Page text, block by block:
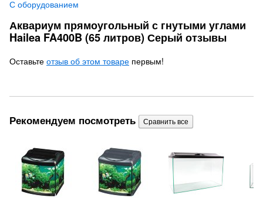
С оборудованием
Аквариум прямоугольный с гнутыми углами
Hailea FA400B (65 литров) Серый отзывы
Оставьте отзыв об этом товаре первым!
Рекомендуем посмотреть